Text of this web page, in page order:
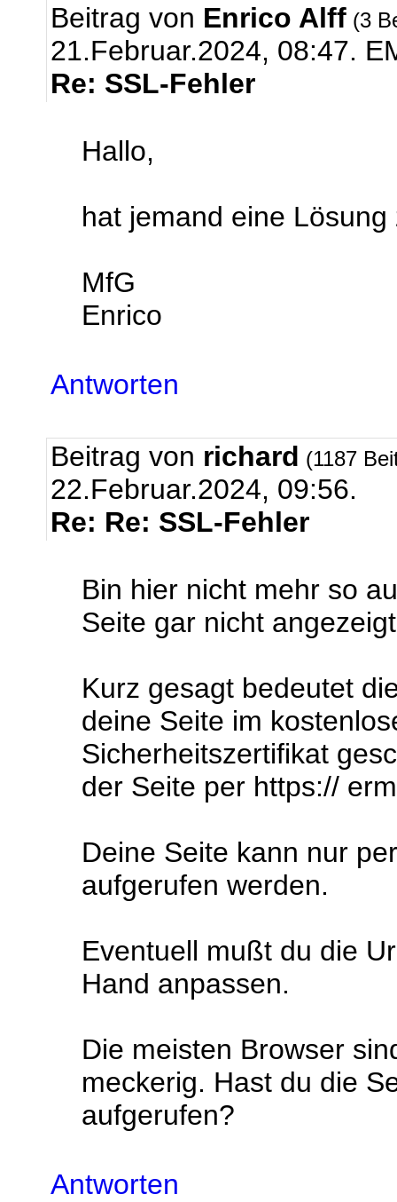
Beitrag von Enrico Alff (3
21.Februar.2024, 08:47.
Re: SSL-Fehler
Hallo,
hat jemand eine
MfG
Enrico
Antworten
Beitrag von richard (1187
22.Februar.2024, 09:56.
Re: Re: SSL-Fehler
Bin hier nicht mehr so
Seite gar nicht
Kurz gesagt bedeutet
deine Seite im
Sicherheitszertifikat
der Seite per https://
Deine Seite kann nur
aufgerufen werden.
Eventuell mußt du die
Hand anpassen.
Die meisten Browser
meckerig. Hast du die
aufgerufen?
Antworten